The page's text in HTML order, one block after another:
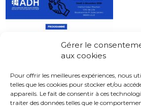
Gérer le
aux cookies
Pour offrir les meilleures expériences, nous
telles que les cookies pour stocker et/ou
appareils. Le fait de consentir à ces
traiter des données telles que le